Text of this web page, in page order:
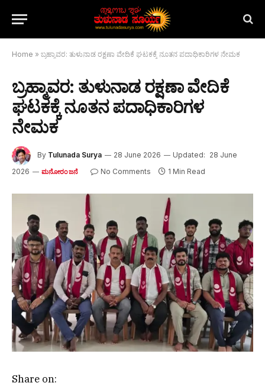
Home » ಬ್ರಹ್ಮಾವರ: ತುಳುನಾಡ ರಕ್ಷಣಾ ವೇದಿಕೆ ಘಟಕಕ್ಕೆ ನೂತನ ಪದಾಧಿಕಾರಿಗಳ ನೇಮಕ
ಬ್ರಹ್ಮಾವರ: ತುಳುನಾಡ ರಕ್ಷಣಾ ವೇದಿಕೆ
ಘಟಕಕ್ಕೆ ನೂತನ ಪದಾಧಿಕಾರಿಗಳ
ನೇಮಕ
By Tulunada Surya 28 June 2026 Updated: 28 June
2026
ಮನೋರಂಜನೆ No Comments 1 Min Read
Share on: